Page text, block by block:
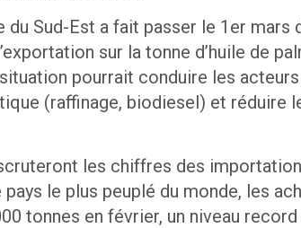
du Sud-Est a fait passer le 1er mars
sur la tonne d’huile de
pourrait conduire les
(raffinage, biodiesel) et réduire
les chiffres des
le plus peuplé du monde, les
tonnes en février, un niveau